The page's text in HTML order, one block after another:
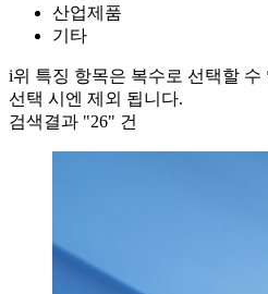
산업제품
기타
i위 특징 항목은 복수로 선택할
선택 시엔 제외 됩니다.
검색결과 "26" 건